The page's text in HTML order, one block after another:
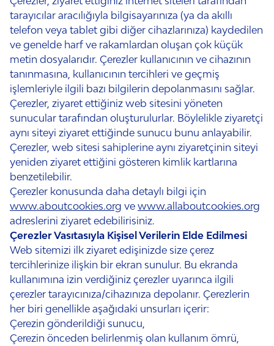
tarayıcılar aracılığıyla bilgisayarınıza (ya da akıllı
telefon veya tablet gibi diğer cihazlarınıza) kaydedilen
ve genelde harf ve rakamlardan oluşan çok küçük
metin dosyalarıdır. Çerezler kullanıcının ve cihazının
tanınmasına, kullanıcının tercihleri ve geçmiş
işlemleriyle ilgili bazı bilgilerin depolanmasını sağlar.
Çerezler, ziyaret ettiğiniz web sitesini yöneten
sunucular tarafından oluşturulurlar. Böylelikle ziyaretçi
aynı siteyi ziyaret ettiğinde sunucu bunu anlayabilir.
Çerezler, web sitesi sahiplerine aynı ziyaretçinin siteyi
yeniden ziyaret ettiğini gösteren kimlik kartlarına
benzetilebilir.
Çerezler konusunda daha detaylı bilgi için
www.aboutcookies.org ve www.allaboutcookies.org
adreslerini ziyaret edebilirisiniz.
Çerezler Vasıtasıyla Kişisel Verilerin Elde Edilmesi
Web sitemizi ilk ziyaret edişinizde size çerez
tercihlerinize ilişkin bir ekran sunulur. Bu ekranda
kullanımına izin verdiğiniz çerezler uyarınca ilgili
çerezler tarayıcınıza/cihazınıza depolanır. Çerezlerin
her biri genellikle aşağıdaki unsurları içerir:
Çerezin gönderildiği sunucu,
Çerezin önceden belirlenmiş olan kullanım ömrü,